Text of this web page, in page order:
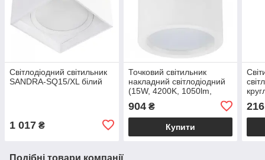
Світлодіодний світильник
SANDRA-SQ15/XL білий
1 017 ₴
Точковий світильник
накладний світлодіодний
(15W, 4200K, 1050lm,
15/XL
904₴
Купити
216
Подібні товари компанії